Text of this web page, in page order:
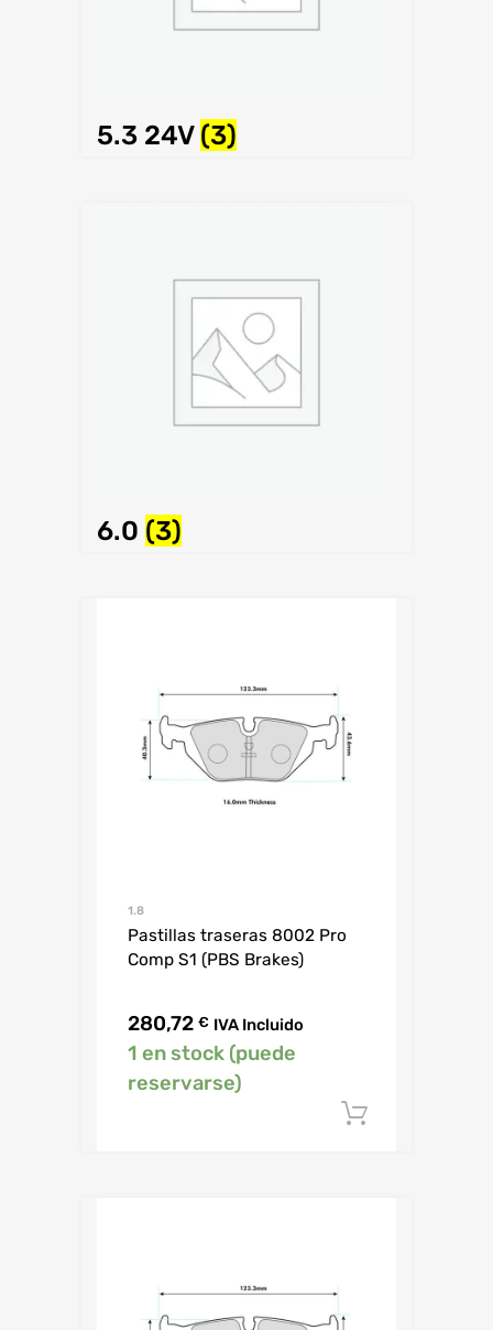
5.3 24V (3)
6.0 (3)
1.8
Pastillas traseras 8002 Pro
Comp S1 (PBS Brakes)
280,72 € IVA Incluido
1 en stock (puede
reservarse)